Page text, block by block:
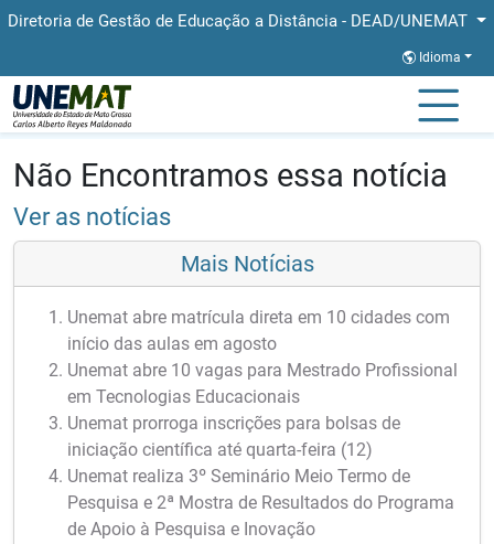
Diretoria de Gestão de Educação a Distância - DEAD/UNEMAT
Idioma
Página Inicial
Não Encontramos essa notícia
Ver as notícias
Mais Notícias
Unemat abre matrícula direta em 10 cidades com
início das aulas em agosto
Unemat abre 10 vagas para Mestrado Profissional
em Tecnologias Educacionais
Unemat prorroga inscrições para bolsas de
iniciação científica até quarta-feira (12)
Unemat realiza 3º Seminário Meio Termo de
Pesquisa e 2ª Mostra de Resultados do Programa
de Apoio à Pesquisa e Inovação